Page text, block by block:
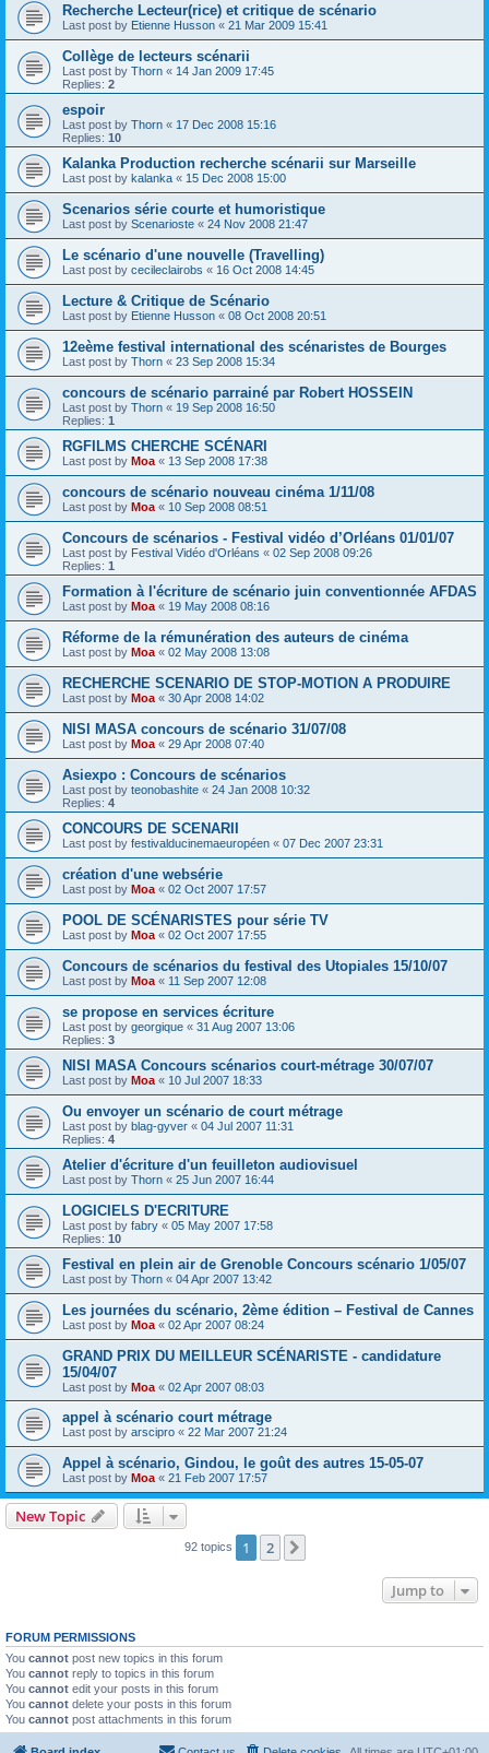
Recherche Lecteur(rice) et critique de scénario
Last post by Etienne Husson « 21 Mar 2009 15:41
Collège de lecteurs scénarii
Last post by Thorn « 14 Jan 2009 17:45
Replies: 2
espoir
Last post by Thorn « 17 Dec 2008 15:16
Replies: 10
Kalanka Production recherche scénarii sur Marseille
Last post by kalanka « 15 Dec 2008 15:00
Scenarios série courte et humoristique
Last post by Scenarioste « 24 Nov 2008 21:47
Le scénario d'une nouvelle (Travelling)
Last post by cecileclairobs « 16 Oct 2008 14:45
Lecture & Critique de Scénario
Last post by Etienne Husson « 08 Oct 2008 20:51
12eème festival international des scénaristes de Bourges
Last post by Thorn « 23 Sep 2008 15:34
concours de scénario parrainé par Robert HOSSEIN
Last post by Thorn « 19 Sep 2008 16:50
Replies: 1
RGFILMS CHERCHE SCÉNARI
Last post by Moa « 13 Sep 2008 17:38
concours de scénario nouveau cinéma 1/11/08
Last post by Moa « 10 Sep 2008 08:51
Concours de scénarios - Festival vidéo d’Orléans 01/01/07
Last post by Festival Vidéo d'Orléans « 02 Sep 2008 09:26
Replies: 1
Formation à l'écriture de scénario juin conventionnée AFDAS
Last post by Moa « 19 May 2008 08:16
Réforme de la rémunération des auteurs de cinéma
Last post by Moa « 02 May 2008 13:08
RECHERCHE SCENARIO DE STOP-MOTION A PRODUIRE
Last post by Moa « 30 Apr 2008 14:02
NISI MASA concours de scénario 31/07/08
Last post by Moa « 29 Apr 2008 07:40
Asiexpo : Concours de scénarios
Last post by teonobashite « 24 Jan 2008 10:32
Replies: 4
CONCOURS DE SCENARII
Last post by festivalducinemaeuropéen « 07 Dec 2007 23:31
création d'une websérie
Last post by Moa « 02 Oct 2007 17:57
POOL DE SCÉNARISTES pour série TV
Last post by Moa « 02 Oct 2007 17:55
Concours de scénarios du festival des Utopiales 15/10/07
Last post by Moa « 11 Sep 2007 12:08
se propose en services écriture
Last post by georgique « 31 Aug 2007 13:06
Replies: 3
NISI MASA Concours scénarios court-métrage 30/07/07
Last post by Moa « 10 Jul 2007 18:33
Ou envoyer un scénario de court métrage
Last post by blag-gyver « 04 Jul 2007 11:31
Replies: 4
Atelier d'écriture d'un feuilleton audiovisuel
Last post by Thorn « 25 Jun 2007 16:44
LOGICIELS D'ECRITURE
Last post by fabry « 05 May 2007 17:58
Replies: 10
Festival en plein air de Grenoble Concours scénario 1/05/07
Last post by Thorn « 04 Apr 2007 13:42
Les journées du scénario, 2ème édition – Festival de Cannes
Last post by Moa « 02 Apr 2007 08:24
GRAND PRIX DU MEILLEUR SCÉNARISTE - candidature
15/04/07
Last post by Moa « 02 Apr 2007 08:03
appel à scénario court métrage
Last post by arscipro « 22 Mar 2007 21:24
Appel à scénario, Gindou, le goût des autres 15-05-07
Last post by Moa « 21 Feb 2007 17:57
New Topic
92 topics 1 2
Jump to
FORUM PERMISSIONS
You cannot post new topics in this forum
You cannot reply to topics in this forum
You cannot edit your posts in this forum
You cannot delete your posts in this forum
You cannot post attachments in this forum